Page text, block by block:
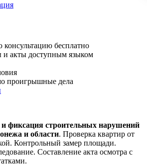
бесплатно
и акты доступным языком
проигрышные дела
фиксация строительных нарушений
и области. Проверка квартир от
Контрольный замер площади.
Составление акта осмотра с